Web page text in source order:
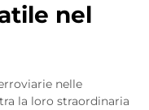
nel
nelle
la loro straordinaria